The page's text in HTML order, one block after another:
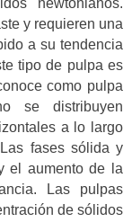
newtonianos.
y requieren una
a su tendencia
tipo de pulpa es
como pulpa
se distribuyen
a lo largo
fases sólida y
el aumento de la
Las pulpas
de sólidos